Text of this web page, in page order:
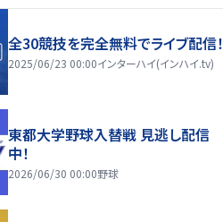
全30競技を完全無料でライブ配信！
2025/06/23 00:00インターハイ(インハイ.tv)
東都大学野球入替戦 見逃し配信
中！
2026/06/30 00:00野球